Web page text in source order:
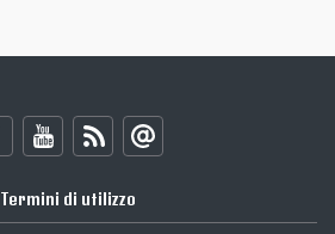
Termini di utilizzo